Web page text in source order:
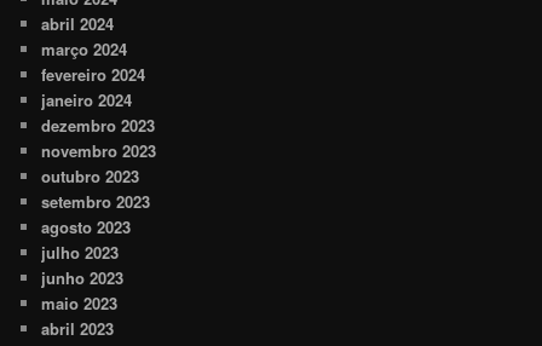
abril 2024
março 2024
fevereiro 2024
janeiro 2024
dezembro 2023
novembro 2023
outubro 2023
setembro 2023
agosto 2023
julho 2023
junho 2023
maio 2023
abril 2023